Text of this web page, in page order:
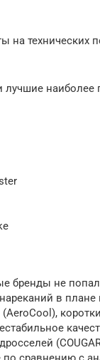
на технических
лучшие наиболее
бренды не
в плане